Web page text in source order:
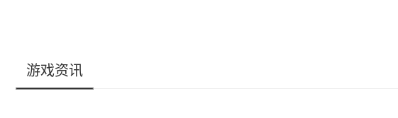
游戏资讯